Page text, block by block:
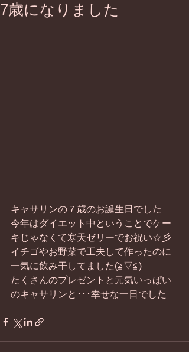
7歳になりました
キャサリンの７歳のお誕生日でした
今年はダイエット中ということでケー
キじゃなくて寒天ゼリーでお祝い☆彡
イチゴやお野菜で工夫して作ったのに
一気に飲み干してました(≧▽≦)
たくさんのプレゼントと元気いっぱい
のキャサリンと･･･幸せな一日でした